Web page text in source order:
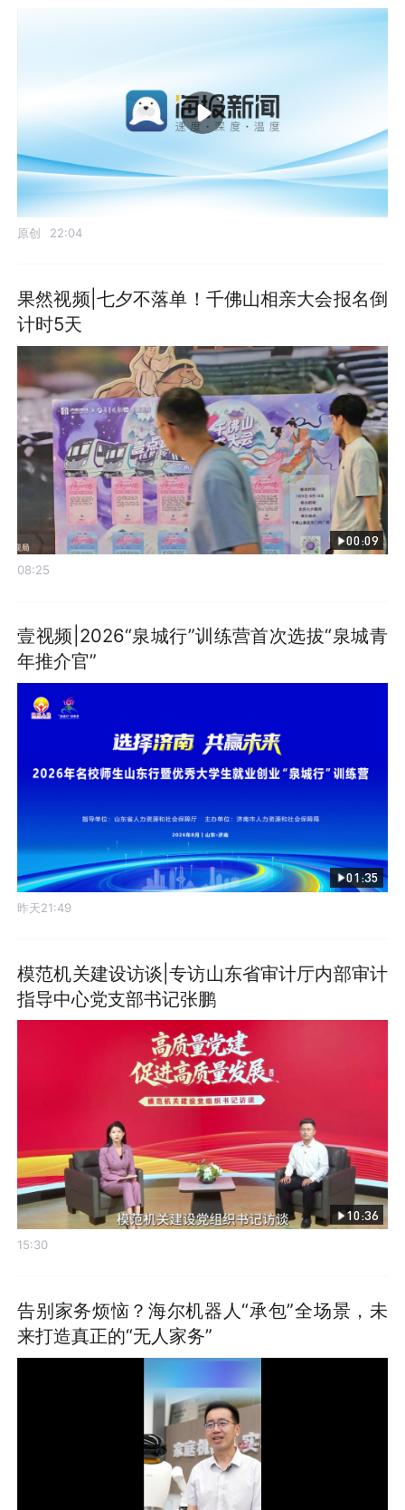
原创 22:04
果然视频|七夕不落单！千佛山相亲大会报名倒
计时5天
00:09
08:25
壹视频|2026“泉城行”训练营首次选拔“泉城青
年推介官”
01:35
昨天21:49
模范机关建设访谈|专访山东省审计厅内部审计
指导中心党支部书记张鹏
10:36
15:30
告别家务烦恼？海尔机器人“承包”全场景，未
来打造真正的“无人家务”